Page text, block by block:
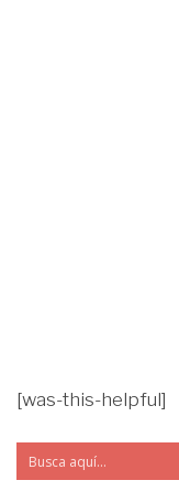
[was-this-helpful]